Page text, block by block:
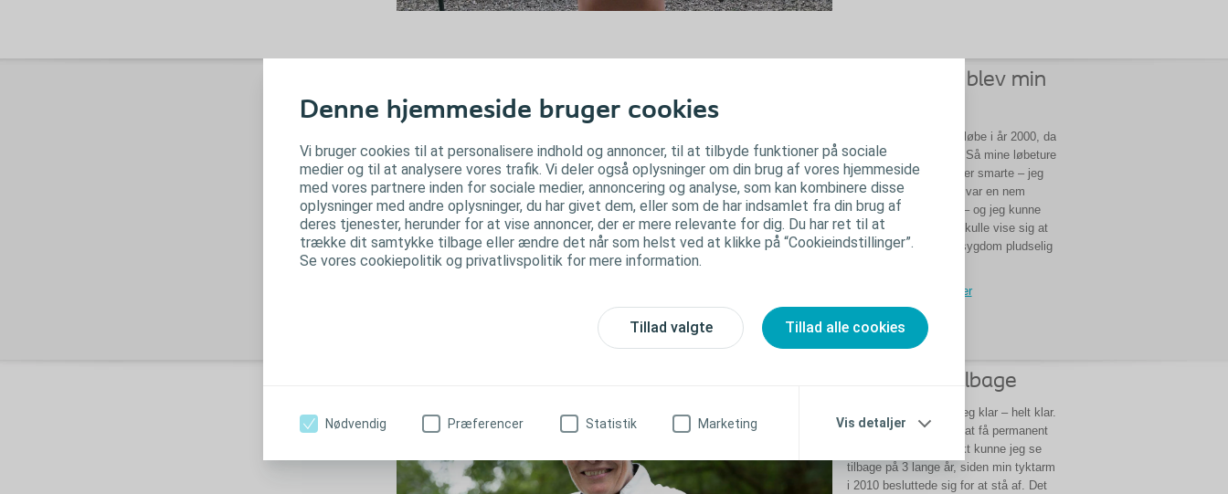
Denne hjemmeside bruger cookies
Vi bruger cookies til at personalisere indhold og annoncer, til at tilbyde funktioner på sociale
medier og til at analysere vores trafik. Vi deler også oplysninger om din brug af vores hjemmeside
med vores partnere inden for sociale medier, annoncering og analyse, som kan kombinere disse
oplysninger med andre oplysninger, du har givet dem, eller som de har indsamlet fra din brug af
deres tjenester, herunder for at vise annoncer, der er mere relevante for dig. Du har ret til at
trække dit samtykke tilbage eller ændre det når som helst ved at klikke på “Cookieindstillinger”.
Se vores cookiepolitik og privatlivspolitik for mere information.
Tillad valgte Tillad alle cookies
Nødvendig Præferencer Statistik Marketing Vis detaljer
Løbeskoene blev min
Jeg begyndte først at løbe i år 2000, da
jeg var 37 år gammel. Så mine løbeture
var hverken hurtige eller smarte – jeg
opdagede bare, at det var en nem
måde at få motion på – og jeg kunne
ret godt lide det. Det skulle vise sig at
blive min redning, da sygdom pludselig
Læs hele artiklen her
Jeg fik livet tilbage
I november 2013 var jeg klar – helt klar.
Mit største ønske var at få permanent
stomi. På det tidspunkt kunne jeg se
tilbage på 3 lange år, siden min tyktarm
i 2010 besluttede sig for at stå af. Det